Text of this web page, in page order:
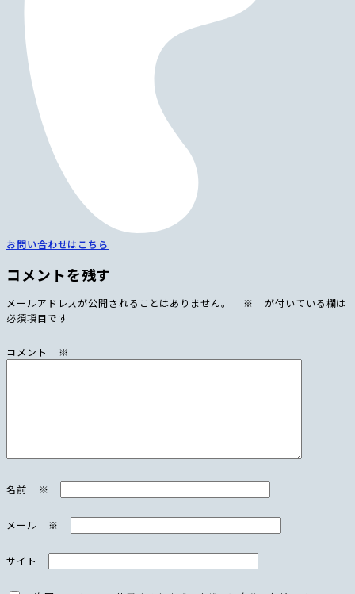
お問い合わせはこちら
コメントを残す
メールアドレスが公開されることはありません。 ※ が付いている欄は
必須項目です
コメント ※
名前 ※
メール ※
サイト